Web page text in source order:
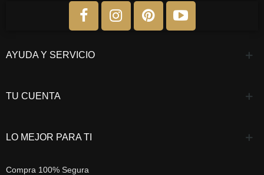
AYUDA Y SERVICIO
TU CUENTA
LO MEJOR PARA TI
Compra 100% Segura